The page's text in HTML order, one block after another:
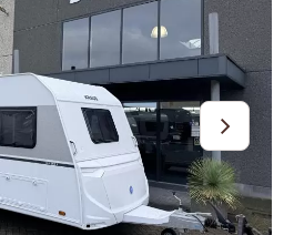
Easy Caravanning